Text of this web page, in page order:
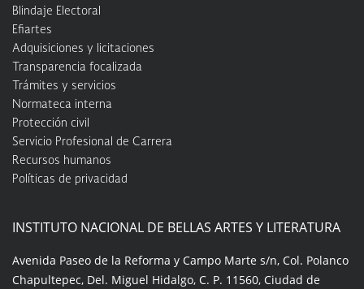
Blindaje Electoral
Efiartes
Adquisiciones y licitaciones
Transparencia focalizada
Trámites y servicios
Normateca interna
Protección civil
Servicio Profesional de Carrera
Recursos humanos
Políticas de privacidad
INSTITUTO NACIONAL DE BELLAS ARTES Y LITERATURA
Avenida Paseo de la Reforma y Campo Marte s/n, Col. Polanco
Chapultepec, Del. Miguel Hidalgo, C. P. 11560, Ciudad de